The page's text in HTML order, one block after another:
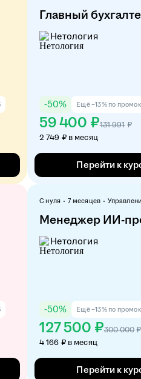
Главный
Нетология
-50% Ещё −13% по
59 400 ₽131 991 ₽
2 749 ₽ в месяц
Перейти к
С нуля 7 месяцев
Менеджер ИИ-
Нетология
-50% Ещё −13% по
127 500 ₽300 000 ₽
4 166 ₽ в месяц
Перейти к